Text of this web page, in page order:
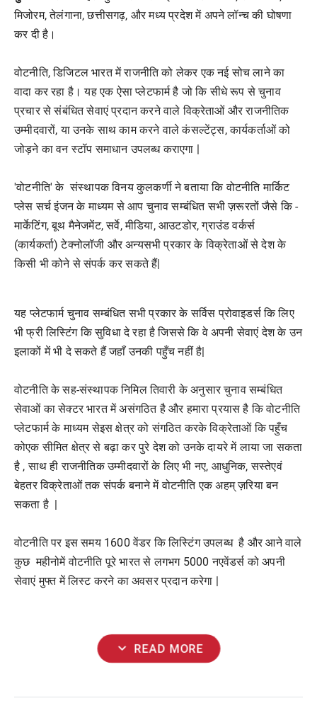
मिजोरम, तेलंगाना, छत्तीसगढ़, और मध्य प्रदेश में अपने लॉन्च की घोषणा
कर दी है।
वोटनीति, डिजिटल भारत में राजनीति को लेकर एक नई सोच लाने का
वादा कर रहा है। यह एक ऐसा प्लेटफार्म है जो कि सीधे रूप से चुनाव
प्रचार से संबंधित सेवाएं प्रदान करने वाले विक्रेताओं और राजनीतिक
उम्मीदवारों, या उनके साथ काम करने वाले कंसल्टेंट्स, कार्यकर्ताओं को
जोड़ने का वन स्टॉप समाधान उपलब्ध कराएगा |
'वोटनीति' के संस्थापक विनय कुलकर्णी ने बताया कि वोटनीति मार्किट
प्लेस सर्च इंजन के माध्यम से आप चुनाव सम्बंधित सभी ज़रूरतों जैसे कि -
मार्केटिंग, बूथ मैनेजमेंट, सर्वे, मीडिया, आउटडोर, ग्राउंड वर्कर्स
(कार्यकर्ता) टेक्नोलॉजी और अन्यसभी प्रकार के विक्रेताओं से देश के
किसी भी कोने से संपर्क कर सकते हैं|
यह प्लेटफार्म चुनाव सम्बंधित सभी प्रकार के सर्विस प्रोवाइडर्स कि लिए
भी फ्री लिस्टिंग कि सुविधा दे रहा है जिससे कि वे अपनी सेवाएं देश के उन
इलाकों में भी दे सकते हैं जहाँ उनकी पहुँच नहीं है|
वोटनीति के सह-संस्थापक निमिल तिवारी के अनुसार चुनाव सम्बंधित
सेवाओं का सेक्टर भारत में असंगठित है और हमारा प्रयास है कि वोटनीति
प्लेटफार्म के माध्यम सेइस क्षेत्र को संगठित करके विक्रेताओं कि पहुँच
कोएक सीमित क्षेत्र से बढ़ा कर पुरे देश को उनके दायरे में लाया जा सकता
है , साथ ही राजनीतिक उम्मीदवारों के लिए भी नए, आधुनिक, सस्तेएवं
बेहतर विक्रेताओं तक संपर्क बनाने में वोटनीति एक अहम् ज़रिया बन
सकता है |
वोटनीति पर इस समय 1600 वेंडर कि लिस्टिंग उपलब्ध है और आने वाले
कुछ महीनोमें वोटनीति पूरे भारत से लगभग 5000 नएवेंडर्स को अपनी
सेवाएं मुफ्त में लिस्ट करने का अवसर प्रदान करेगा |
expand_more READ MORE